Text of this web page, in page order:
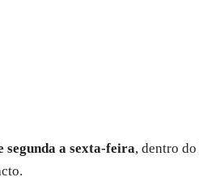
segunda a sexta-feira, dentro do